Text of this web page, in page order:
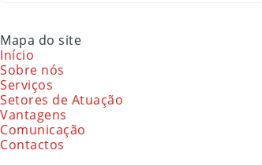
Mapa do site
Início
Sobre nós
Serviços
Setores de Atuação
Vantagens
Comunicação
Contactos